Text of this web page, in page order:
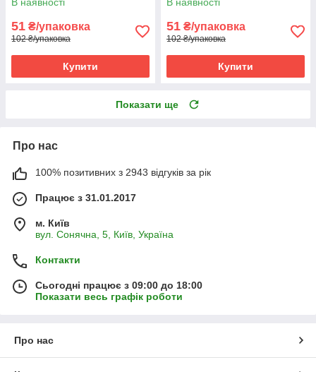
В наявності
51 ₴/упаковка
102 ₴/упаковка
Купити
В наявності
51 ₴/упаковка
102 ₴/упаковка
Купити
Показати ще
Про нас
100% позитивних з 2943 відгуків за рік
Працює з 31.01.2017
м. Київ
вул. Сонячна, 5, Київ, Україна
Контакти
Сьогодні працює з 09:00 до 18:00
Показати весь графік роботи
Про нас